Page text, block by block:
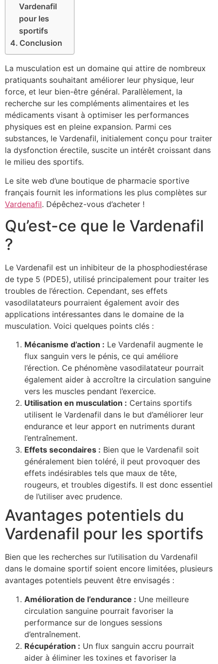
Vardenafil
pour les
sportifs
Conclusion
La musculation est un domaine qui attire de nombreux
pratiquants souhaitant améliorer leur physique, leur
force, et leur bien-être général. Parallèlement, la
recherche sur les compléments alimentaires et les
médicaments visant à optimiser les performances
physiques est en pleine expansion. Parmi ces
substances, le Vardenafil, initialement conçu pour traiter
la dysfonction érectile, suscite un intérêt croissant dans
le milieu des sportifs.
Le site web d’une boutique de pharmacie sportive
français fournit les informations les plus complètes sur
Vardenafil. Dépêchez-vous d’acheter !
Qu’est-ce que le Vardenafil
?
Le Vardenafil est un inhibiteur de la phosphodiestérase
de type 5 (PDE5), utilisé principalement pour traiter les
troubles de l’érection. Cependant, ses effets
vasodilatateurs pourraient également avoir des
applications intéressantes dans le domaine de la
musculation. Voici quelques points clés :
Mécanisme d’action : Le Vardenafil augmente le
flux sanguin vers le pénis, ce qui améliore
l’érection. Ce phénomène vasodilatateur pourrait
également aider à accroître la circulation sanguine
vers les muscles pendant l’exercice.
Utilisation en musculation : Certains sportifs
utilisent le Vardenafil dans le but d’améliorer leur
endurance et leur apport en nutriments durant
l’entraînement.
Effets secondaires : Bien que le Vardenafil soit
généralement bien toléré, il peut provoquer des
effets indésirables tels que maux de tête,
rougeurs, et troubles digestifs. Il est donc essentiel
de l’utiliser avec prudence.
Avantages potentiels du
Vardenafil pour les sportifs
Bien que les recherches sur l’utilisation du Vardenafil
dans le domaine sportif soient encore limitées, plusieurs
avantages potentiels peuvent être envisagés :
Amélioration de l’endurance : Une meilleure
circulation sanguine pourrait favoriser la
performance sur de longues sessions
d’entraînement.
Récupération : Un flux sanguin accru pourrait
aider à éliminer les toxines et favoriser la